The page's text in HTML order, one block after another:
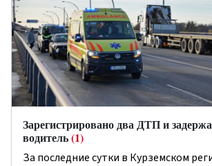
Зарегистрировано два ДТП и
водитель(1)
За последние сутки в Курземском